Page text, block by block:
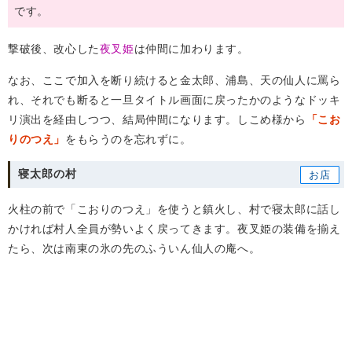
です。
撃破後、改心した夜叉姫は仲間に加わります。
なお、ここで加入を断り続けると金太郎、浦島、天の仙人に罵ら
れ、それでも断ると一旦タイトル画面に戻ったかのようなドッキ
リ演出を経由しつつ、結局仲間になります。しこめ様から
「こお
りのつえ」 をもらうのを忘れずに。
寝太郎の村
火柱の前で「こおりのつえ」を使うと鎮火し、村で寝太郎に話し
かければ村人全員が勢いよく戻ってきます。夜叉姫の装備を揃え
たら、次は南東の氷の先のふういん仙人の庵へ。